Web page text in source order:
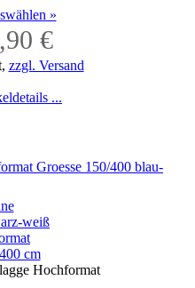
»
€
zzgl. Versand
...
weiß
cm
Hochformat